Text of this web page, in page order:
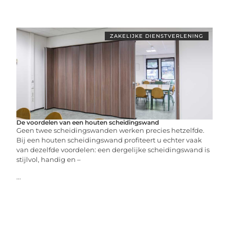
ZAKELIJKE DIENSTVERLENING
De voordelen van een houten scheidingswand
Geen twee scheidingswanden werken precies hetzelfde.
Bij een houten scheidingswand profiteert u echter vaak
van dezelfde voordelen: een dergelijke scheidingswand is
stijlvol, handig en –
...